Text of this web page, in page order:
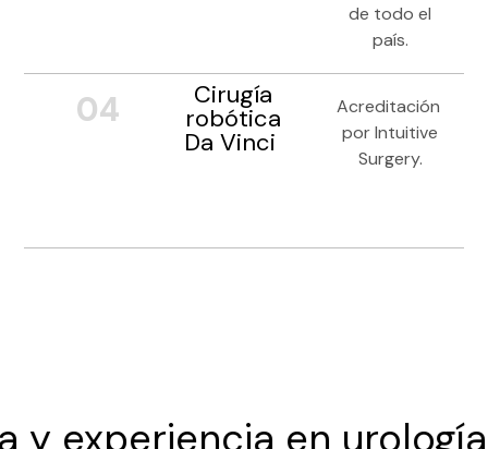
de todo el
país.
04 Cirugía
robótica
Da Vinci
Acreditación
por Intuitive
Surgery.
experiencia en urología